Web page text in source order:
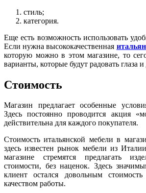
стиль;
категория.
Еще есть возможность использовать
Если нужна высококачественная
которую можно в этом магазине, то
варианты, которые будут радовать глаза
Стоимость
Магазин предлагает особенные
Здесь постоянно проводится акция
действительна для каждого покупателя.
Стоимость итальянской мебели в
здесь известен рынок мебели из
магазине стремятся предлагать
стоимости, без наценок. Здесь
клиент остался довольным
качеством работы.